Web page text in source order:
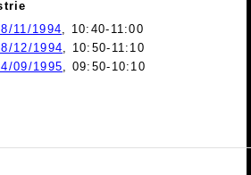
11/1994, 10:40-11:00
12/1994, 10:50-11:10
09/1995, 09:50-10:10